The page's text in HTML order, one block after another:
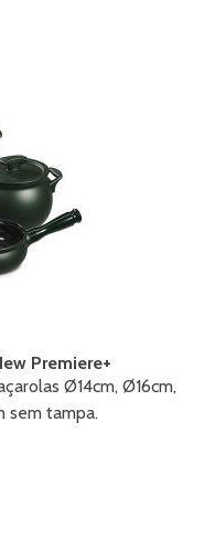
Premiere+
Ø14cm, Ø16cm,
sem tampa.